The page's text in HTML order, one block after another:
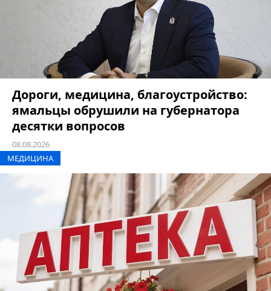
Дороги, медицина, благоустройство:
ямальцы обрушили на губернатора
десятки вопросов
08.08.2026
МЕДИЦИНА